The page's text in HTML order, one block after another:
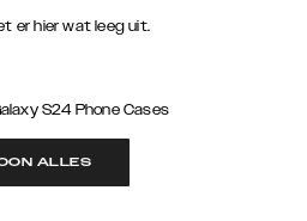
er hier wat leeg uit.
S24 Phone Cases
ALLES